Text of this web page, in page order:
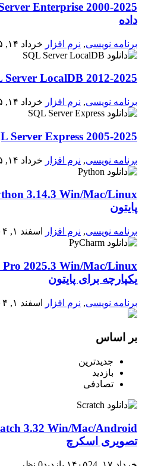
داده
برنامه نویسی, نرم افزار خرداد ۱۴, ۱۴۰۵
2012-2025 Microsoft SQL Server LocalDB پایگاه داده
برنامه نویسی, نرم افزار خرداد ۱۴, ۱۴۰۵
2005-2025 Microsoft SQL Server Express پایگاه داده
برنامه نویسی, نرم افزار خرداد ۱۴, ۱۴۰۵
پایتون
برنامه نویسی, نرم افزار اسفند ۱, ۱۴۰۴
یکپارچه برای پایتون
برنامه نویسی, نرم افزار اسفند ۱, ۱۴۰۴
بر اساس
جدیدترین
بازدید
تصادفی
تصویری اسکرچ